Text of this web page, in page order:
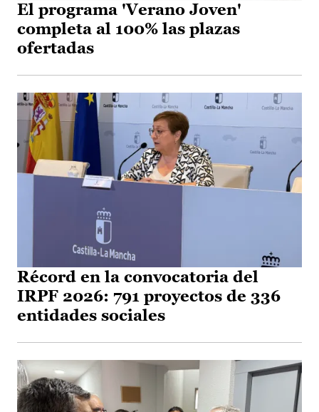
El programa 'Verano Joven'
completa al 100% las plazas
ofertadas
Récord en la convocatoria del
IRPF 2026: 791 proyectos de 336
entidades sociales